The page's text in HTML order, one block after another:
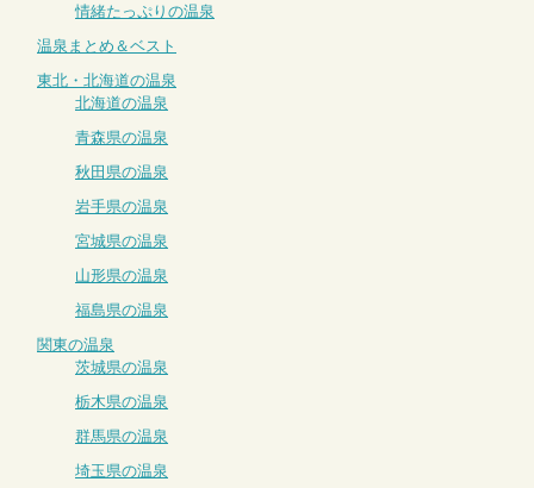
情緒たっぷりの温泉
温泉まとめ＆ベスト
東北・北海道の温泉
北海道の温泉
青森県の温泉
秋田県の温泉
岩手県の温泉
宮城県の温泉
山形県の温泉
福島県の温泉
関東の温泉
茨城県の温泉
栃木県の温泉
群馬県の温泉
埼玉県の温泉